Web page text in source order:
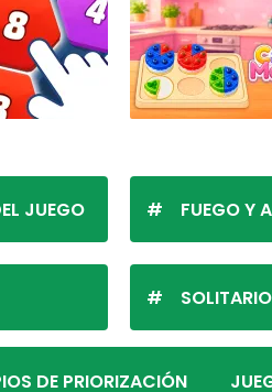
JUEGO FUEGO Y
SOLITARIO
DE PRIORIZACIÓN